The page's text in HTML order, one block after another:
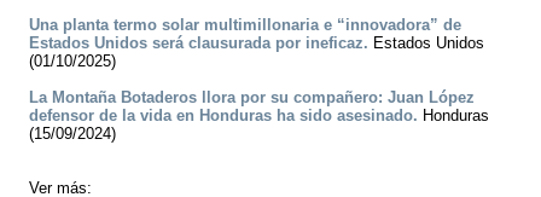
Una planta termo solar multimillonaria e “innovadora” de
Estados Unidos será clausurada por ineficaz. Estados Unidos
(01/10/2025)
La Montaña Botaderos llora por su compañero: Juan López
defensor de la vida en Honduras ha sido asesinado. Honduras
(15/09/2024)
Ver más: